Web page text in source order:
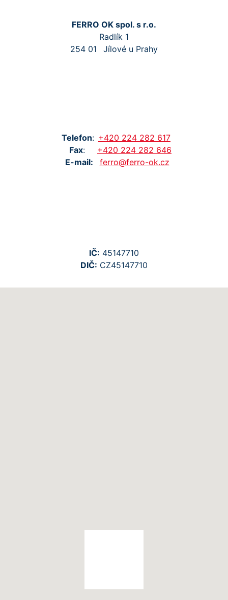
FERRO OK spol. s r.o.
Radlík 1
254 01
Jílové u Prahy
Telefon: +420 224 282 617
Fax: +420 224 282 646
E-mail:
ferro@ferro-ok.cz
IČ: 45147710
DIČ: CZ45147710